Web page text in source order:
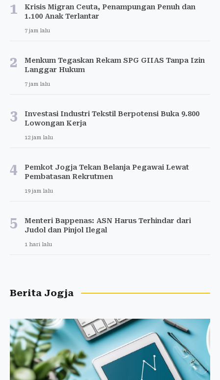
1
Krisis Migran Ceuta, Penampungan Penuh dan
1.100 Anak Terlantar
7 jam lalu
2
Menkum Tegaskan Rekam SPG GIIAS Tanpa Izin
Langgar Hukum
7 jam lalu
3
Investasi Industri Tekstil Berpotensi Buka 9.800
Lowongan Kerja
12 jam lalu
4
Pemkot Jogja Tekan Belanja Pegawai Lewat
Pembatasan Rekrutmen
19 jam lalu
5
Menteri Bappenas: ASN Harus Terhindar dari
Judol dan Pinjol Ilegal
1 hari lalu
Berita Jogja